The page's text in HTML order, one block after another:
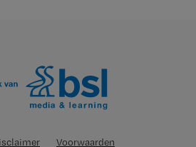
Voorwaarden